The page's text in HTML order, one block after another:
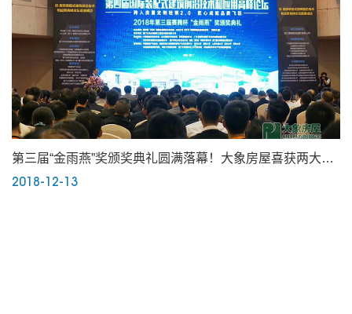
第三届“金雨燕”奖颁奖典礼圆满落幕！大象房屋喜获两大奖
项！
2018-12-13